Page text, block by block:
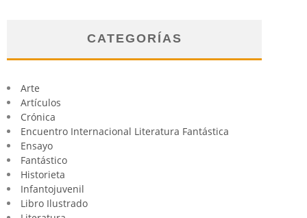
CATEGORÍAS
Arte
Artículos
Crónica
Encuentro Internacional Literatura Fantástica
Ensayo
Fantástico
Historieta
Infantojuvenil
Libro Ilustrado